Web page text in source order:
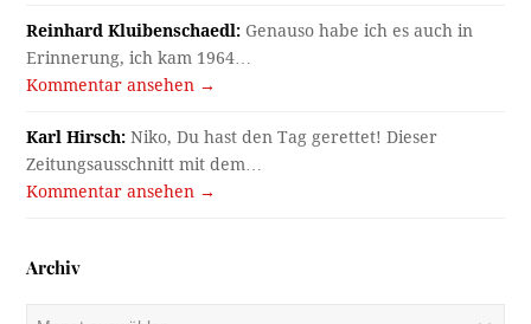
Reinhard Kluibenschaedl: Genauso habe ich es auch in
Erinnerung, ich kam 1964…
Kommentar ansehen →
Karl Hirsch: Niko, Du hast den Tag gerettet! Dieser
Zeitungsausschnitt mit dem…
Kommentar ansehen →
Archiv